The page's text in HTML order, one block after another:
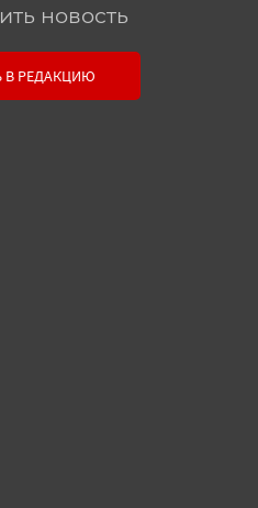
новость
В РЕДАКЦИЮ
контактные данные,